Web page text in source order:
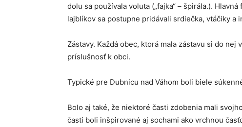
dolu sa používala voluta („fajka“ – špirála.).
lajblíkov sa postupne pridávali srdiečka, vtáčiky a
Zástavy. Každá obec, ktorá mala zástavu si do
príslušnosť k obci.
Typické pre Dubnicu nad Váhom boli biele
Bolo aj také, že niektoré časti zdobenia mali
časti boli inšpirované aj sochami ako vrchnou